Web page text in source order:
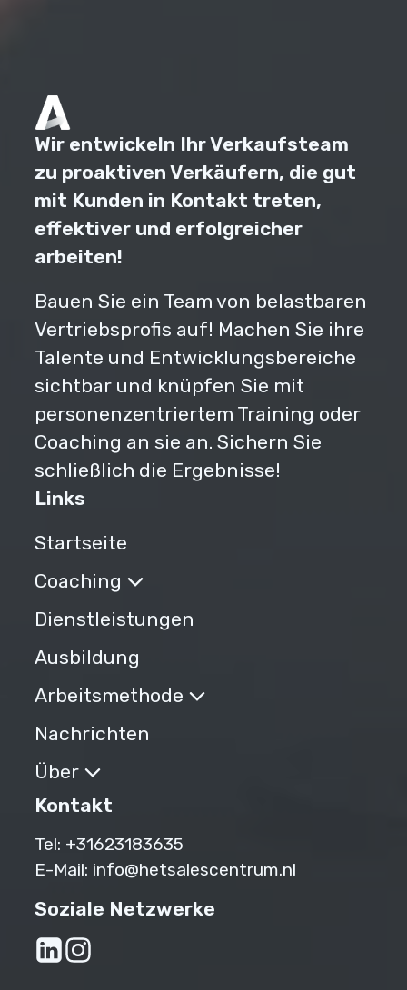
Wir entwickeln Ihr Verkaufsteam
zu proaktiven Verkäufern, die gut
mit Kunden in Kontakt treten,
effektiver und erfolgreicher
arbeiten!
Bauen Sie ein Team von belastbaren
Vertriebsprofis auf! Machen Sie ihre
Talente und Entwicklungsbereiche
sichtbar und knüpfen Sie mit
personenzentriertem Training oder
Coaching an sie an. Sichern Sie
schließlich die Ergebnisse!
Links
Startseite
Coaching
Dienstleistungen
Ausbildung
Arbeitsmethode
Nachrichten
Über
Kontakt
Tel: +31623183635‬
E-Mail: info@hetsalescentrum.nl
Soziale Netzwerke